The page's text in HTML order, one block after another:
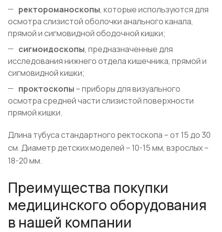
ректороманоскопы, которые используются для
осмотра слизистой оболочки анального канала,
прямой и сигмовидной ободочной кишки;
сигмоидоскопы, предназначенные для
исследования нижнего отдела кишечника, прямой и
сигмовидной кишки;
проктоскопы – приборы для визуального
осмотра средней части слизистой поверхности
прямой кишки.
Длина тубуса стандартного ректоскопа – от 15 до 30
см. Диаметр детских моделей – 10-15 мм, взрослых –
18-20 мм.
Преимущества покупки
медицинского оборудования
в нашей компании